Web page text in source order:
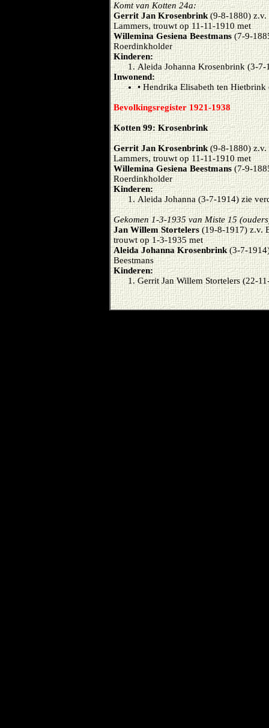
Komt van Kotten 24a:
Gerrit Jan Krosenbrink(9-8-1880) z.v.
Lammers, trouwt op 11-11-1910 met
Willemina Gesiena Beestmans(7-9-
Roerdinkholder
Kinderen:
Aleida Johanna Krosenbrink (3-7-
Inwonend:
• Hendrika Elisabeth ten
Bevolkingsregister 1921-1938
Kotten 99: Krosenbrink
Gerrit Jan Krosenbrink(9-8-1880) z.v.
Lammers, trouwt op 11-11-1910 met
Willemina Gesiena Beestmans(7-9-
Roerdinkholder
Kinderen:
Aleida Johanna (3-7-1914) zie
Gekomen 1-3-1935 van Miste 15
Jan Willem Stortelers(19-8-1917) z.v.
trouwt op 1-3-1935 met
Aleida Johanna Krosenbrink(3-7-
Beestmans
Kinderen:
Gerrit Jan Willem Stortelers (22-